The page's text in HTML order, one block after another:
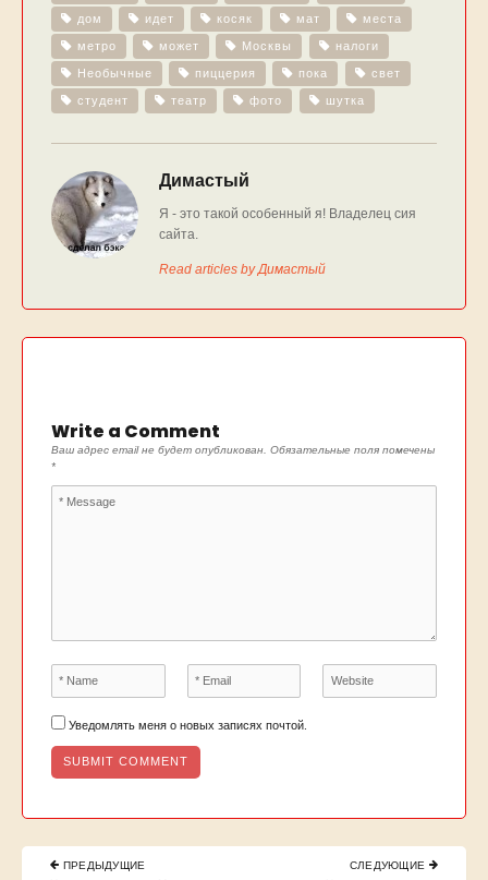
дом идет косяк мат места
метро может Москвы налоги
Необычные пиццерия пока свет
студент театр фото шутка
Димастый
Я - это такой особенный я! Владелец сия
сайта.
Read articles by Димастый
Write a Comment
Ваш адрес email не будет опубликован. Обязательные поля помечены
*
Уведомлять меня о новых записях почтой.
Навигация
ПРЕДЫДУЩИЕ
СЛЕДУЮЩИЕ